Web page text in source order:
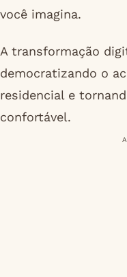
você imagina.
A transformação
democratizando o
residencial e
confortável.